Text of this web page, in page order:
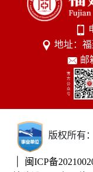
地址：
邮
版权所有
闽ICP备